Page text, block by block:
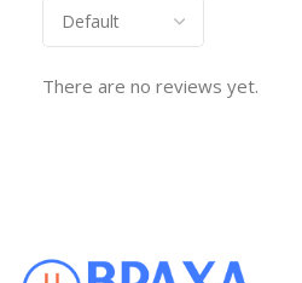
There are no reviews yet.